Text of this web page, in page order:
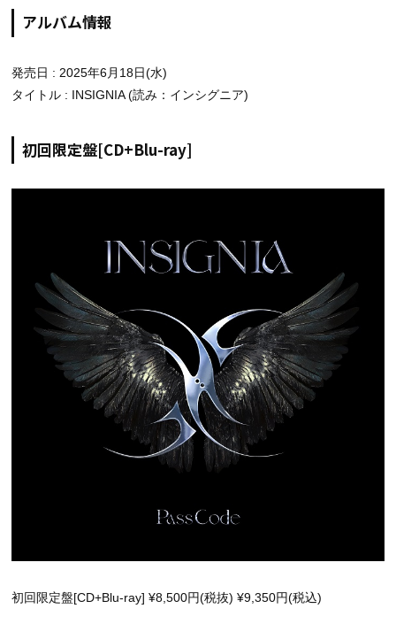
アルバム情報
発売日 : 2025年6月18日(水)
タイトル : INSIGNIA (読み：インシグニア)
初回限定盤[CD+Blu-ray]
初回限定盤[CD+Blu-ray] ¥8,500円(税抜) ¥9,350円(税込)